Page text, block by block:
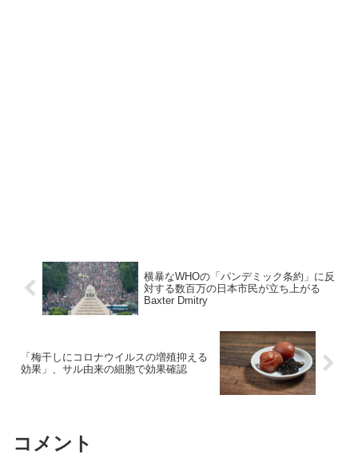
横暴なWHOの「パンデミック条約」に反
対する数百万の日本市民が立ち上がる
Baxter Dmitry
「梅干しにコロナウイルスの増殖抑える
効果」、サル由来の細胞で効果確認
コメント